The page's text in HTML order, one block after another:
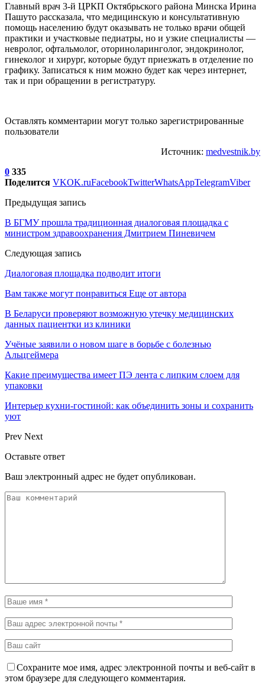
Главный врач 3-й ЦРКП Октябрьского района Минска Ирина
Пашуто рассказала, что медицинскую и консультативную
помощь населению будут оказывать не только врачи общей
практики и участковые педиатры, но и узкие специалисты —
невролог, офтальмолог, оториноларинголог, эндокринолог,
гинеколог и хирург, которые будут приезжать в отделение по
графику. Записаться к ним можно будет как через интернет,
так и при обращении в регистратуру.
Оставлять комментарии могут только зарегистрированные
пользователи
Источник: medvestnik.by
0 335
Поделится VKOK.ruFacebookTwitterWhatsAppTelegramViber
Предыдущая запись
В БГМУ прошла традиционная диалоговая площадка с
министром здравоохранения Дмитрием Пиневичем
Следующая запись
Диалоговая площадка подводит итоги
Вам также могут понравиться Еще от автора
В Беларуси проверяют возможную утечку медицинских
данных пациентки из клиники
Учёные заявили о новом шаге в борьбе с болезнью
Альцгеймера
Какие преимущества имеет ПЭ лента с липким слоем для
упаковки
Интерьер кухни-гостиной: как объединить зоны и сохранить
уют
Prev Next
Оставьте ответ
Ваш электронный адрес не будет опубликован.
Сохраните мое имя, адрес электронной почты и веб-сайт в
этом браузере для следующего комментария.